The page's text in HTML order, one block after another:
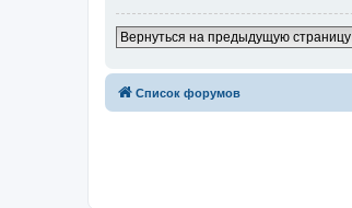
Вернуться на предыдущую страницу
Список форумов